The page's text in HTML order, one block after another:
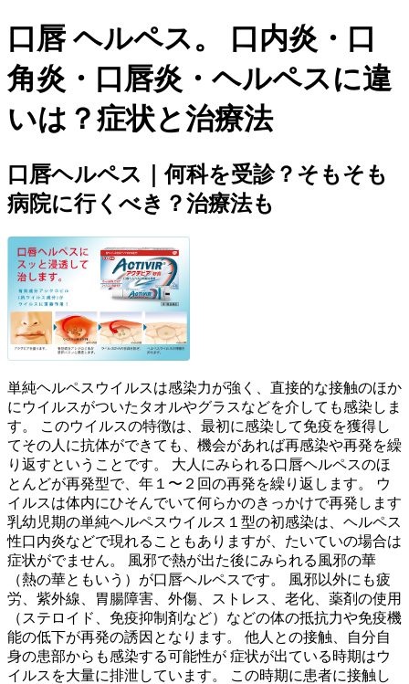
口唇 ヘルペス。 口内炎・口
角炎・口唇炎・ヘルペスに違
いは？症状と治療法
口唇ヘルペス｜何科を受診？そもそも
病院に行くべき？治療法も
単純ヘルペスウイルスは感染力が強く、直接的な接触のほか
にウイルスがついたタオルやグラスなどを介しても感染しま
す。 このウイルスの特徴は、最初に感染して免疫を獲得し
てその人に抗体ができても、機会があれば再感染や再発を繰
り返すということです。 大人にみられる口唇ヘルペスのほ
とんどが再発型で、年１〜２回の再発を繰り返します。 ウ
イルスは体内にひそんでいて何らかのきっかけで再発します
乳幼児期の単純ヘルペスウイルス１型の初感染は、ヘルペス
性口内炎などで現れることもありますが、たいていの場合は
症状がでません。 風邪で熱が出た後にみられる風邪の華
（熱の華ともいう）が口唇ヘルペスです。 風邪以外にも疲
労、紫外線、胃腸障害、外傷、ストレス、老化、薬剤の使用
（ステロイド、免疫抑制剤など）などの体の抵抗力や免疫機
能の低下が再発の誘因となります。 他人との接触、自分自
身の患部からも感染する可能性が 症状が出ている時期はウ
イルスを大量に排泄しています。 この時期に患者に接触し